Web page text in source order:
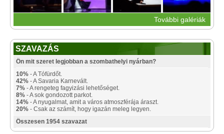
További galériák
SZAVAZÁS
Ön mit szeret legjobban a szombathelyi nyárban?
10% - A Tófürdőt.
42% - A Savaria Karnevált.
7% - A rengeteg fagyizási lehetőséget.
8% - A sok gondozott parkot.
14% - A nyugalmat, amit a város atmoszférája áraszt.
20% - Csak az számít, hogy igazán meleg legyen.
Összesen 1954 szavazat